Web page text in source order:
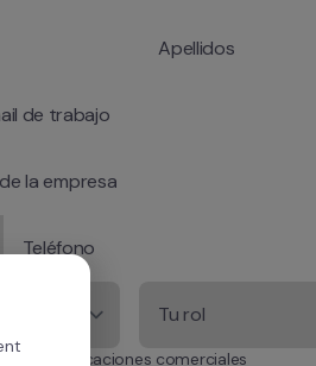
Apellidos
de trabajo
la empresa
Teléfono
Tu rol
comunicaciones comerciales